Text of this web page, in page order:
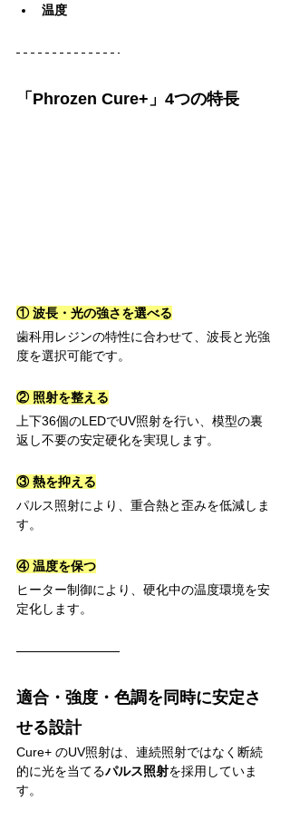
温度
「Phrozen Cure+」4つの特長
① 波長・光の強さを選べる
歯科用レジンの特性に合わせて、波長と光強
度を選択可能です。
② 照射を整える
上下36個のLEDでUV照射を行い、模型の裏
返し不要の安定硬化を実現します。
③ 熱を抑える
パルス照射により、重合熱と歪みを低減しま
す。
④ 温度を保つ
ヒーター制御により、硬化中の温度環境を安
定化します。
適合・強度・色調を同時に安定さ
せる設計
Cure+ のUV照射は、連続照射ではなく断続
的に光を当てるパルス照射を採用していま
す。